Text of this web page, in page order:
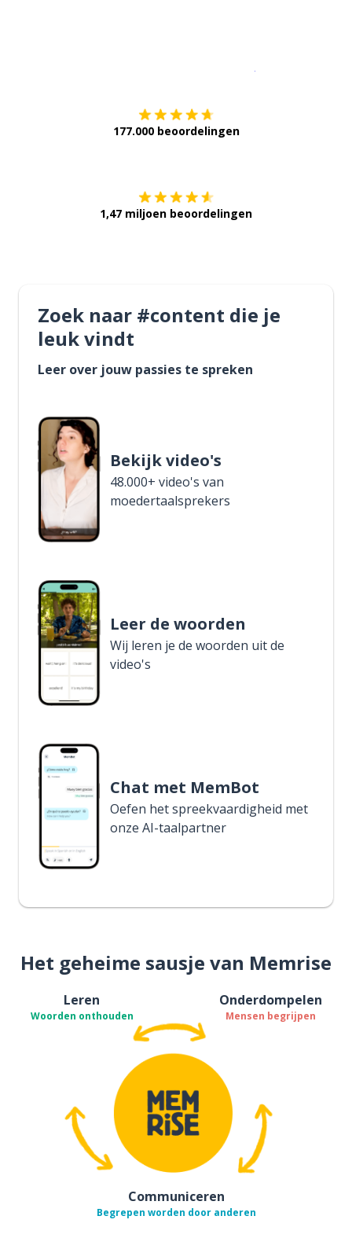
177.000 beoordelingen
1,47 miljoen beoordelingen
Zoek naar #content die je
leuk vindt
Leer over jouw passies te spreken
Bekijk video's
48.000+ video's van
moedertaalsprekers
Leer de woorden
Wij leren je de woorden uit de
video's
Chat met MemBot
Oefen het spreekvaardigheid met
onze AI-taalpartner
Het geheime sausje van Memrise
Leren
Woorden onthouden
Onderdompelen
Mensen begrijpen
Communiceren
Begrepen worden door anderen